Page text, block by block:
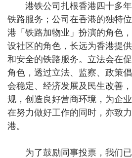
港铁公司扎根香港四十多年
铁路服务；公司在香港的独特
港「铁路加物业」扮演的角色
设社区的角色，长远为香港提
和安全的铁路服务。立法会在
角色，透过立法、监察、政策
会稳定、经济发展及民生改善
规，创造良好营商环境，为企
在努力做好工作的同时，亦致
港。
为了鼓励同事投票，我们已